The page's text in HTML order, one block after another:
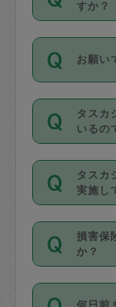
デビッ
リカ
銀行振
なお
金のご
動計
定期の
りに
（例
ンセ
は２回
ます
すか？
時間
たり
・Ａ
・Ｐ
・夜
開始時
能で
んにメ
い。た
お願い
掃除
作り置
きる
する
確認し
基本
外での
タスカ
いるの
主婦
方、栄
育園
係の
すでに
てお
タスカ
実施し
応募
を行っ
写真
損害保
か？
依頼